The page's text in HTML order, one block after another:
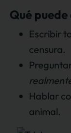
Qué
Escribir
censura.
Hablar
animal.